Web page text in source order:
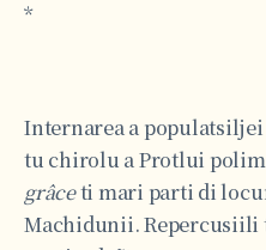
*
*
Internarea a
tu chirolu a Protlui
grâceti mari parti di
Machidunii.